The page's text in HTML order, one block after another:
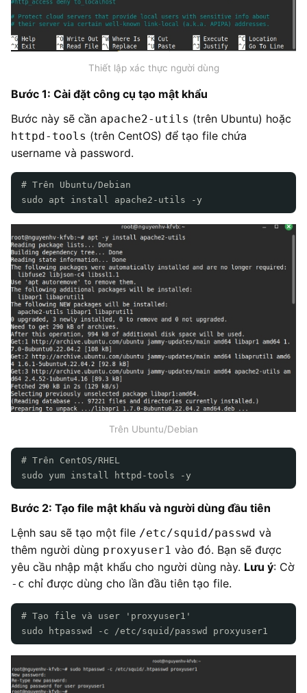
Thiết lập xác thực người dùng
Bước 1: Cài đặt công cụ tạo mật khẩu
Bước này sẽ cần apache2-utils (trên Ubuntu) hoặc
httpd-tools (trên CentOS) để tạo file chứa
username và password.
# Trên Ubuntu/Debian
sudo apt install apache2-utils -y
Trên Ubuntu/Debian
# Trên CentOS/RHEL
sudo yum install httpd-tools -y
Bước 2: Tạo file mật khẩu và người dùng đầu tiên
Lệnh sau sẽ tạo một file /etc/squid/passwd và
thêm người dùng proxyuser1 vào đó. Bạn sẽ được
yêu cầu nhập mật khẩu cho người dùng này. Lưu ý: Cờ
-c chỉ được dùng cho lần đầu tiên tạo file.
# Tạo file và user 'proxyuser1'
sudo htpasswd -c /etc/squid/passwd proxyuser1